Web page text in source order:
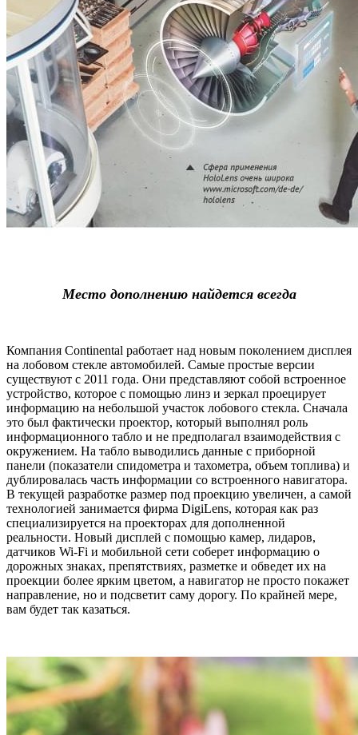
Место дополнению найдется всегда
Компания Continental работает над новым поколением дисплея
на лобовом стекле автомобилей. Самые простые версии
существуют с 2011 года. Они представляют собой встроенное
устройство, которое с помощью линз и зеркал проецирует
информацию на небольшой участок лобового стекла. Сначала
это был фактически проектор, который выполнял роль
информационного табло и не предполагал взаимодействия с
окружением. На табло выводились данные с приборной
панели (показатели спидометра и тахометра, объем топлива) и
дублировалась часть информации со встроенного навигатора.
В текущей разработке размер под проекцию увеличен, а самой
технологией занимается фирма DigiLens, которая как раз
специализируется на проекторах для дополненной
реальности. Новый дисплей с помощью камер, лидаров,
датчиков Wi-Fi и мобильной сети соберет информацию о
дорожных знаках, препятствиях, разметке и обведет их на
проекции более ярким цветом, а навигатор не просто покажет
направление, но и подсветит саму дорогу. По крайней мере,
вам будет так казаться.